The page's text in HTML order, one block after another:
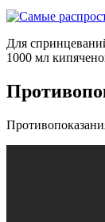
Для
1000 мл